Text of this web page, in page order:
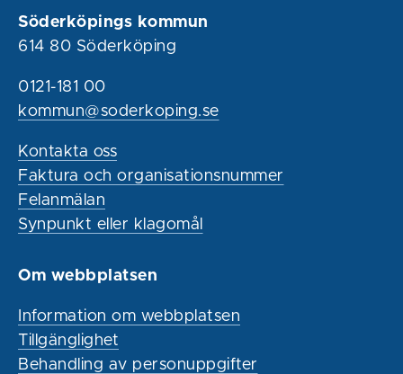
Söderköpings kommun
614 80 Söderköping
0121-181 00
kommun@soderkoping.se
Kontakta oss
Faktura och organisationsnummer
Felanmälan
Synpunkt eller klagomål
Om webbplatsen
Information om webbplatsen
Tillgänglighet
Behandling av personuppgifter